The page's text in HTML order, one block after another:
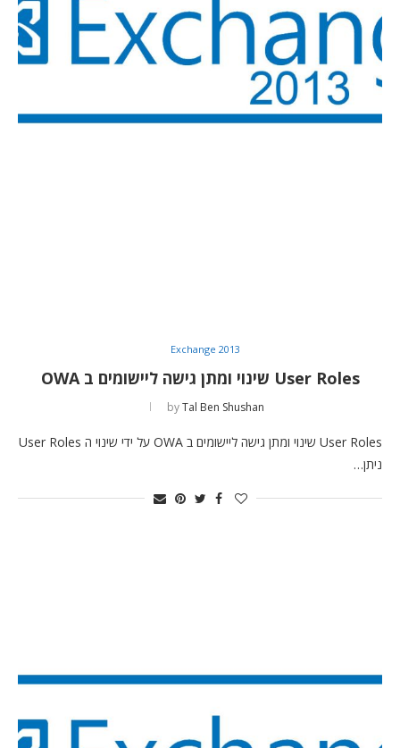
Exchange 2013
User Roles שינוי ומתן גישה ליישומים ב OWA
byTal Ben Shushan
User Roles שינוי ומתן גישה ליישומים ב OWA על ידי שינוי ה User Roles
ניתן…